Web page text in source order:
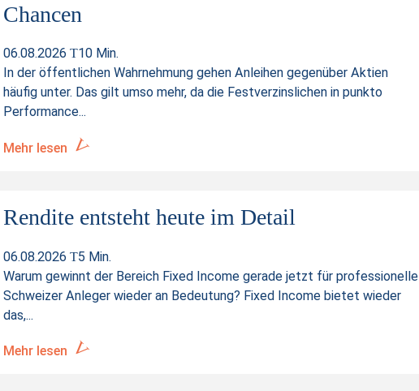
290.79
321.50
321.55
321.55
9.55%
Chancen
06.08.2026
10 Min.
In der öffentlichen Wahrnehmung gehen Anleihen gegenüber Aktien
häufig unter. Das gilt umso mehr, da die Festverzinslichen in punkto
Performance...
Mehr lesen
Rendite entsteht heute im Detail
06.08.2026
5 Min.
Warum gewinnt der Bereich Fixed Income gerade jetzt für professionelle
Schweizer Anleger wieder an Bedeutung? Fixed Income bietet wieder
das,...
Mehr lesen